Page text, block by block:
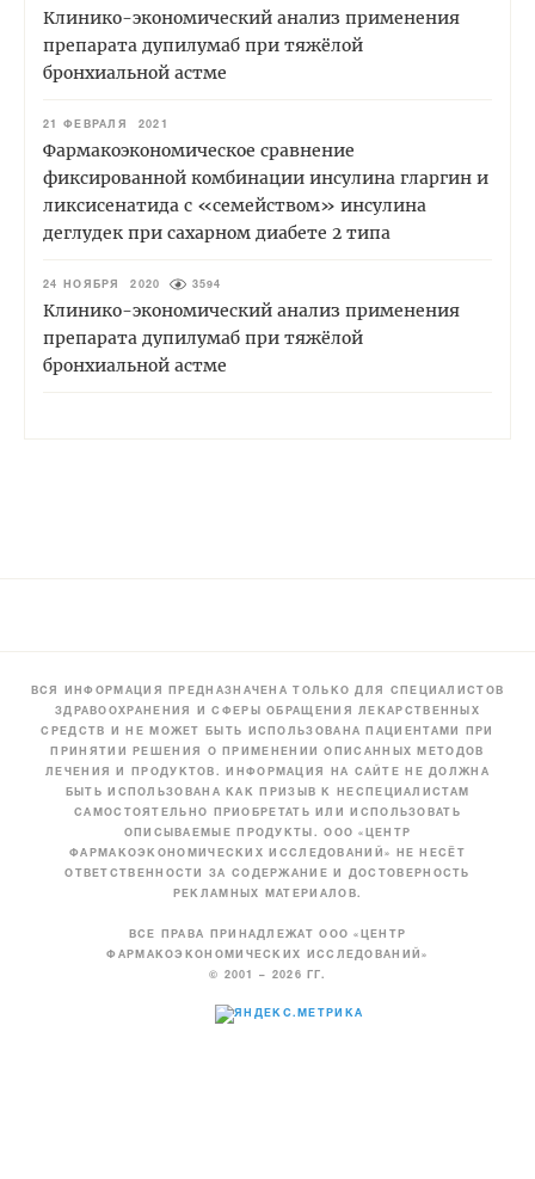
Клинико-экономический анализ применения
препарата дупилумаб при тяжёлой
бронхиальной астме
21 ФЕВРАЛЯ 2021
Фармакоэкономическое сравнение
фиксированной комбинации инсулина гларгин и
ликсисенатида с «семейством» инсулина
деглудек при сахарном диабете 2 типа
24 НОЯБРЯ 2020 3594
Клинико-экономический анализ применения
препарата дупилумаб при тяжёлой
бронхиальной астме
ВСЯ ИНФОРМАЦИЯ ПРЕДНАЗНАЧЕНА ТОЛЬКО ДЛЯ СПЕЦИАЛИСТОВ
ЗДРАВООХРАНЕНИЯ И СФЕРЫ ОБРАЩЕНИЯ ЛЕКАРСТВЕННЫХ
СРЕДСТВ И НЕ МОЖЕТ БЫТЬ ИСПОЛЬЗОВАНА ПАЦИЕНТАМИ ПРИ
ПРИНЯТИИ РЕШЕНИЯ О ПРИМЕНЕНИИ ОПИСАННЫХ МЕТОДОВ
ЛЕЧЕНИЯ И ПРОДУКТОВ. ИНФОРМАЦИЯ НА САЙТЕ НЕ ДОЛЖНА
БЫТЬ ИСПОЛЬЗОВАНА КАК ПРИЗЫВ К НЕСПЕЦИАЛИСТАМ
САМОСТОЯТЕЛЬНО ПРИОБРЕТАТЬ ИЛИ ИСПОЛЬЗОВАТЬ
ОПИСЫВАЕМЫЕ ПРОДУКТЫ. ООО «ЦЕНТР
ФАРМАКОЭКОНОМИЧЕСКИХ ИССЛЕДОВАНИЙ» НЕ НЕСЁТ
ОТВЕТСТВЕННОСТИ ЗА СОДЕРЖАНИЕ И ДОСТОВЕРНОСТЬ
РЕКЛАМНЫХ МАТЕРИАЛОВ.
ВСЕ ПРАВА ПРИНАДЛЕЖАТ ООО «ЦЕНТР
ФАРМАКОЭКОНОМИЧЕСКИХ ИССЛЕДОВАНИЙ»
© 2001 – 2026 ГГ.